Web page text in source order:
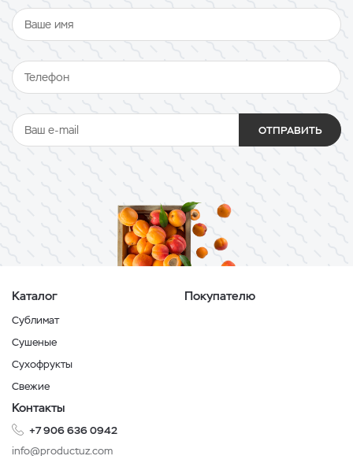
ОТПРАВИТЬ
Каталог
Сублимат
Сушеные
Сухофрукты
Свежие
Покупателю
Контакты
+7 906 636 0942
info@productuz.com